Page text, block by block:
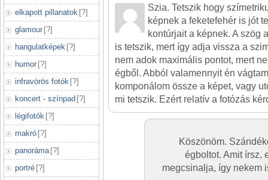
elkapott pillanatok [?]
glamour [?]
hangulatképek [?]
humor [?]
infravörös fotók [?]
koncert - színpad [?]
légifotók [?]
makró [?]
panoráma [?]
portré [?]
Szia. Tetszik hogy
képnek a feketefehér is jót
kontúrjait a képnek. A szög
is tetszik, mert így adja vissza a
nem adok maximális pontot, mert
égből. Abból valamennyit én
komponálom össze a képet, vagy
mi tetszik. Ezért relatív a fotózás
Köszönöm.
égboltot. Amit írsz,
megcsinalja, így nekem